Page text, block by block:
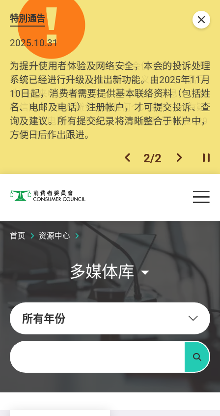
特別通告
2025.10.31
为提升使用者体验及网络安全，本会的投诉处理
系统已经进行升级及推出新功能。由2025年11月
10日起，消费者需要提供基本联络资料（包括姓
名、电邮及电话）注册帐户，才可提交投诉、查
询及建议。所有提交纪录将清晰整合于帐户中，
方便日后作出跟进。
上一个
2/2 下一个开
关闭
消费者委员会 目
首页 资源中心
多媒体库
所有年份
关键字
搜寻